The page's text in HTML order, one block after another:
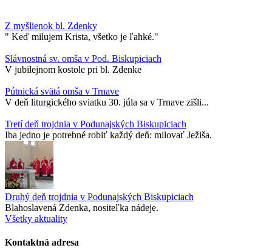
Z myšlienok bl. Zdenky
" Keď milujem Krista, všetko je ľahké."
Slávnostná sv. omša v Pod. Biskupiciach
V jubilejnom kostole pri bl. Zdenke
Pútnická svätá omša v Trnave
V deň liturgického sviatku 30. júla sa v Trnave zišli...
Tretí deň trojdnia v Podunajských Biskupiciach
Iba jedno je potrebné robiť každý deň: milovať Ježiša.
Druhý deň trojdnia v Podunajských Biskupiciach
Blahoslavená Zdenka, nositeľka nádeje.
Všetky aktuality
Kontaktná adresa